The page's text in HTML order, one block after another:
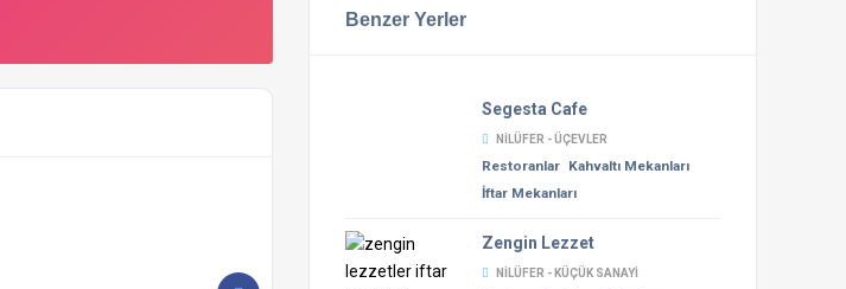
Benzer Yerler
Segesta Cafe
NILÜFER - ÜÇEVLER
Restoranlar Kahvaltı Mekanları
İftar Mekanları
Zengin Lezzet
NILÜFER - KÜÇÜK SANAYI